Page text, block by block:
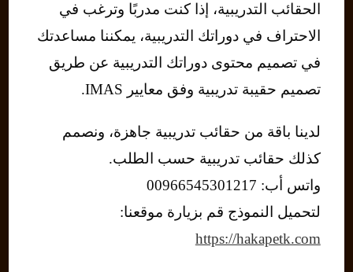
الحقائب التدريبية، إذا كنت مدربًا وترغب في
الاحتراف في دوراتك التدريبية، يمكننا مساعدتك
في تصميم محتوى دوراتك التدريبية عن طريق
تصميم حقيبة تدريبية وفق معايير IMAS.
لدينا باقة من حقائب تدريبية جاهزة، ونصمم
كذلك حقائب تدريبية حسب الطلب.
واتس أب: 00966545301217
لتحميل النموذج قم بزيارة موقعنا:
https://hakapetk.com